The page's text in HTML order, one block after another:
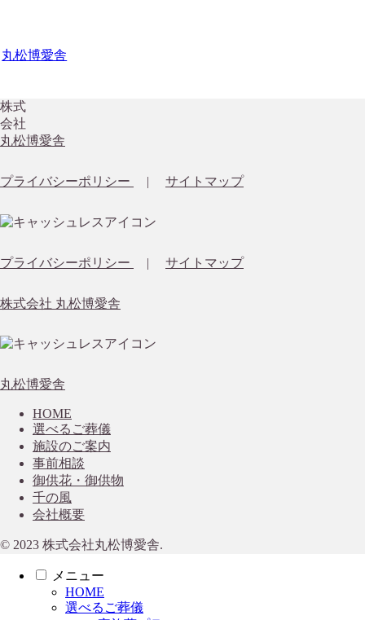
丸松博愛舎
株式
会社
丸松博愛舎
プライバシーポリシー | サイトマップ
プライバシーポリシー | サイトマップ
株式会社 丸松博愛舎
丸松博愛舎
HOME
選べるご葬儀
施設のご案内
事前相談
御供花・御供物
千の風
会社概要
© 2023 株式会社丸松博愛舎.
メニュー
HOME
選べるご葬儀